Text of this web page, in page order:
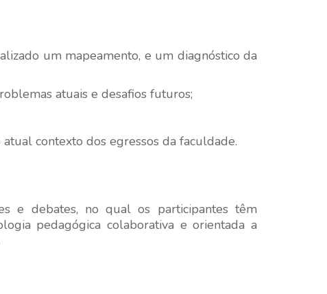
um mapeamento, e um diagnóstico da
atuais e desafios futuros;
contexto dos egressos da faculdade.
e debates, no qual os participantes têm
pedagógica colaborativa e orientada a